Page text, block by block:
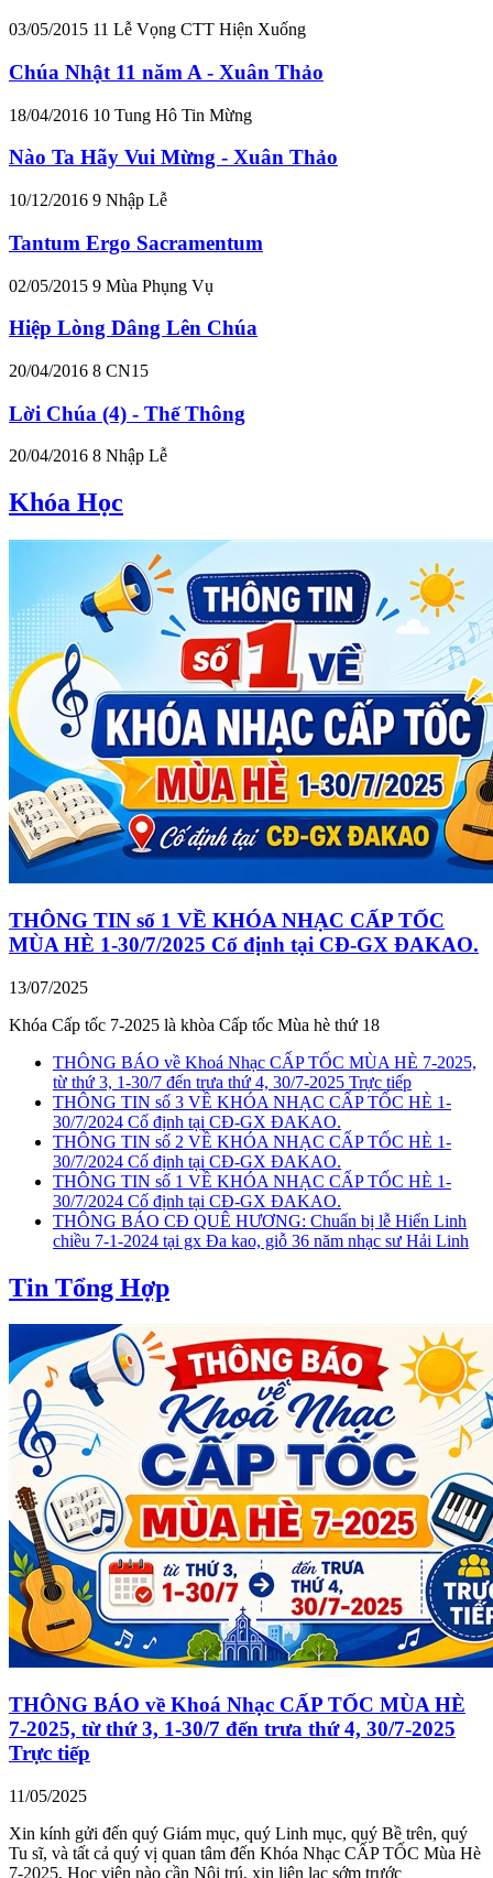
03/05/2015 11 Lễ Vọng CTT Hiện Xuống
Chúa Nhật 11 năm A - Xuân Thảo
18/04/2016 10 Tung Hô Tin Mừng
Nào Ta Hãy Vui Mừng - Xuân Thảo
10/12/2016 9 Nhập Lễ
Tantum Ergo Sacramentum
02/05/2015 9 Mùa Phụng Vụ
Hiệp Lòng Dâng Lên Chúa
20/04/2016 8 CN15
Lời Chúa (4) - Thế Thông
20/04/2016 8 Nhập Lễ
Khóa Học
THÔNG TIN số 1 VỀ KHÓA NHẠC CẤP TỐC
MÙA HÈ 1-30/7/2025 Cố định tại CĐ-GX ĐAKAO.
13/07/2025
Khóa Cấp tốc 7-2025 là khòa Cấp tốc Mùa hè thứ 18
THÔNG BÁO về Khoá Nhạc CẤP TỐC MÙA HÈ 7-2025,
từ thứ 3, 1-30/7 đến trưa thứ 4, 30/7-2025 Trực tiếp
THÔNG TIN số 3 VỀ KHÓA NHẠC CẤP TỐC HÈ 1-
30/7/2024 Cố định tại CĐ-GX ĐAKAO.
THÔNG TIN số 2 VỀ KHÓA NHẠC CẤP TỐC HÈ 1-
30/7/2024 Cố định tại CĐ-GX ĐAKAO.
THÔNG TIN số 1 VỀ KHÓA NHẠC CẤP TỐC HÈ 1-
30/7/2024 Cố định tại CĐ-GX ĐAKAO.
THÔNG BÁO CĐ QUÊ HƯƠNG: Chuẩn bị lễ Hiển Linh
chiều 7-1-2024 tại gx Đa kao, giỗ 36 năm nhạc sư Hải Linh
Tin Tổng Hợp
THÔNG BÁO về Khoá Nhạc CẤP TỐC MÙA HÈ
7-2025, từ thứ 3, 1-30/7 đến trưa thứ 4, 30/7-2025
Trực tiếp
11/05/2025
Xin kính gửi đến quý Giám mục, quý Linh mục, quý Bề trên, quý
Tu sĩ, và tất cả quý vị quan tâm đến Khóa Nhạc CẤP TỐC Mùa Hè
7-2025, Học viên nào cần Nội trú, xin liên lạc sớm trước